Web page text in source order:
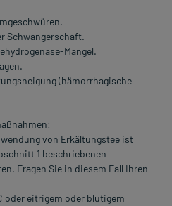
Schwangerschaft.
Mangel.
(hämorrhagische
von Erkältungstee ist
1 beschriebenen
Fragen Sie in diesem Fall Ihren
oder eitrigem oder blutigem